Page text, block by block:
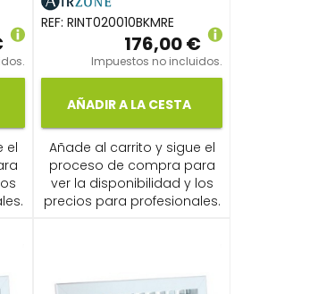
el
REF:RINT020010BKMRE
176,00 €
Impuestos no incluidos.
AÑADIR A LA CESTA
Añade al carrito y sigue el
proceso de compra para
ver la disponibilidad y los
precios para profesionales.